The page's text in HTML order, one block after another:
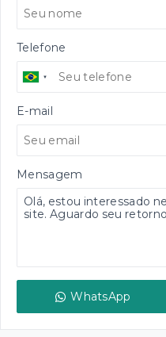
Telefone
E-mail
Mensagem
WhatsApp